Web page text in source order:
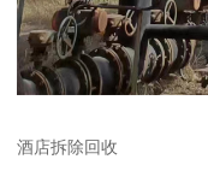
酒店拆除回收